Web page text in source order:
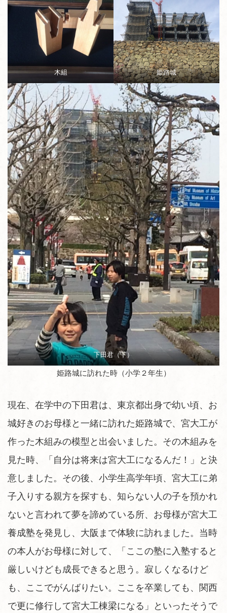
木組 姫路城
下田君（下）
姫路城に訪れた時（小学２年生）
現在、在学中の下田君は、東京都出身で幼い頃、お
城好きのお母様と一緒に訪れた姫路城で、宮大工が
作った木組みの模型と出会いました。その木組みを
見た時、「自分は将来は宮大工になるんだ！」と決
意しました。その後、小学生高学年頃、宮大工に弟
子入りする親方を探すも、知らない人の子を預かれ
ないと言われて夢を諦めている所、お母様が宮大工
養成塾を発見し、大阪まで体験に訪れました。当時
の本人がお母様に対して、「ここの塾に入塾すると
厳しいけども成長できると思う。寂しくなるけど
も、ここでがんばりたい。ここを卒業しても、関西
で更に修行して宮大工棟梁になる」といったそうで